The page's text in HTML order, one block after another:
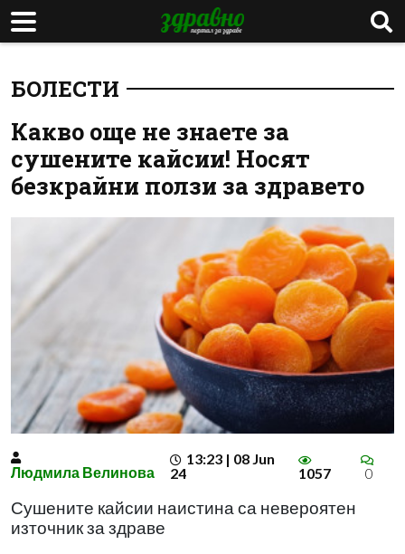
БОЛЕСТИ
Какво още не знаете за
сушените кайсии! Носят
безкрайни ползи за здравето
Людмила Велинова
13:23 | 08 Jun
24
1057 0
Сушените кайсии наистина са невероятен
източник за здраве